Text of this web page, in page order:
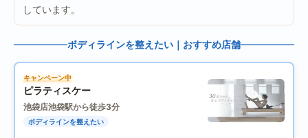
しています。
ボディラインを整えたい｜おすすめ店舗
キャンペーン中
ピラティスケー
池袋店池袋駅から徒歩3分
ボディラインを整えたい